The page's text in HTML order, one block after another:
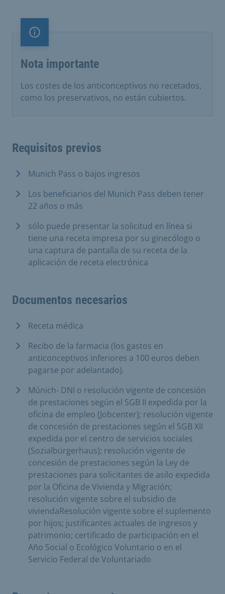
Nota importante
Nota importante
Los costes de los anticonceptivos no recetados,
como los preservativos, no están cubiertos.
Requisitos previos
Munich Pass o bajos ingresos
Los beneficiarios del Munich Pass deben tener
22 años o más
sólo puede presentar la solicitud en línea si
tiene una receta impresa por su ginecólogo o
una captura de pantalla de su receta de la
aplicación de receta electrónica
Documentos necesarios
Receta médica
Recibo de la farmacia (los gastos en
anticonceptivos inferiores a 100 euros deben
pagarse por adelantado).
Múnich- DNI o resolución vigente de concesión
de prestaciones según el SGB II expedida por la
oficina de empleo (Jobcenter); resolución vigente
de concesión de prestaciones según el SGB XII
expedida por el centro de servicios sociales
(Sozialbürgerhaus); resolución vigente de
concesión de prestaciones según la Ley de
prestaciones para solicitantes de asilo expedida
por la Oficina de Vivienda y Migración;
resolución vigente sobre el subsidio de
viviendaResolución vigente sobre el suplemento
por hijos; justificantes actuales de ingresos y
patrimonio; certificado de participación en el
Año Social o Ecológico Voluntario o en el
Servicio Federal de Voluntariado